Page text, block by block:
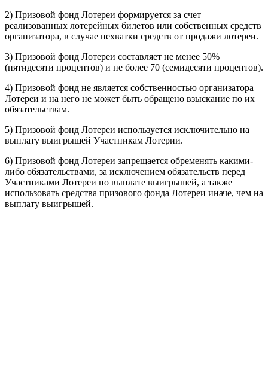
2) Призовой фонд Лотереи формируется за счет
реализованных лотерейных билетов или собственных средств
организатора, в случае нехватки средств от продажи лотереи.
3) Призовой фонд Лотереи составляет не менее 50%
(пятидесяти процентов) и не более 70 (семидесяти процентов).
4) Призовой фонд не является собственностью организатора
Лотереи и на него не может быть обращено взыскание по их
обязательствам.
5) Призовой фонд Лотереи используется исключительно на
выплату выигрышей Участникам Лотерии.
6) Призовой фонд Лотереи запрещается обременять какими-
либо обязательствами, за исключением обязательств перед
Участниками Лотереи по выплате выигрышей, а также
использовать средства призового фонда Лотереи иначе, чем на
выплату выигрышей.